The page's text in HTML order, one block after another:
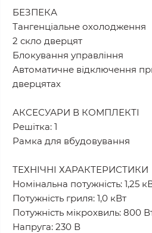
БЕЗПЕКА
Тангенціальне охолодження
2 скло дверцят
Блокування управління
Автоматичне відключення
дверцятах
АКСЕСУАРИ В КОМПЛЕКТІ
Решітка: 1
Рамка для вбудовування
ТЕХНІЧНІ ХАРАКТЕРИСТИКИ
Номінальна потужність: 1,25
Потужність гриля: 1,0 кВт
Потужність мікрохвиль: 800
Напруга: 230 В